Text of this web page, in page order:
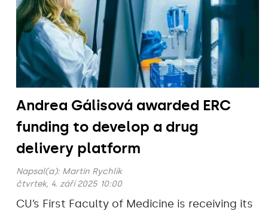
Andrea Gálisová awarded ERC
funding to develop a drug
delivery platform
Napsal(a): Martin Rychlík
čtvrtek, 4. září 2025 10:00
CU’s First Faculty of Medicine is receiving its